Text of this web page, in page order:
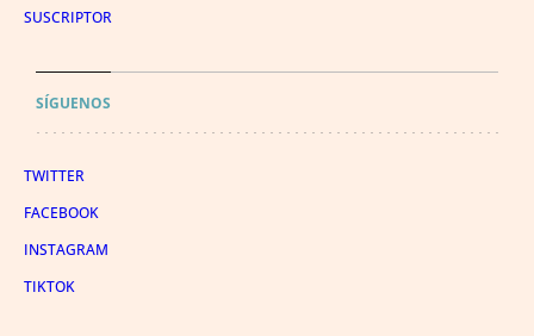
SUSCRIPTOR
SÍGUENOS
TWITTER
FACEBOOK
INSTAGRAM
TIKTOK